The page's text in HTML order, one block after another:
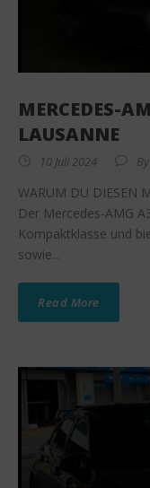
MERCEDES-
LAUSANNE
10 Juli 2024 By
WARUM DU DIESEN
Der Mercedes-AMG
Kompaktklasse und
sowie...
Read More